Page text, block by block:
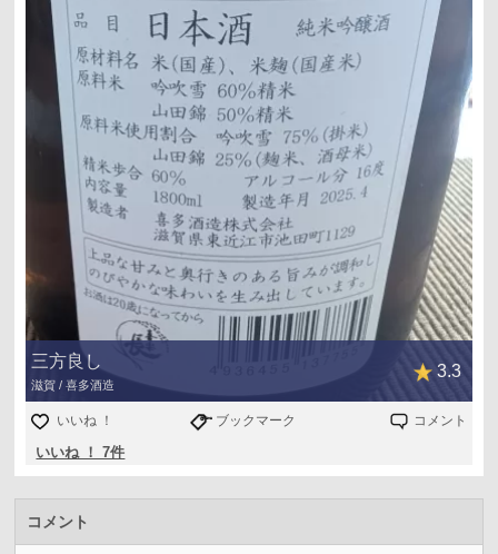
三方良し
滋賀 / 喜多酒造
3.3
いいね ！ ブックマーク コメント
いいね ！ 7件
コメント